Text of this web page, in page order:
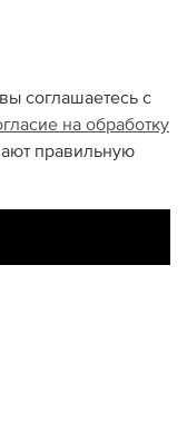
соглашаетесь с
на обработку
правильную